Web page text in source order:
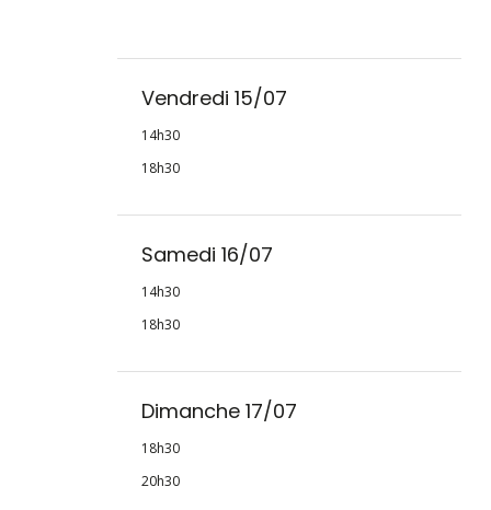
Vendredi 15/07
14h30
18h30
Samedi 16/07
14h30
18h30
Dimanche 17/07
18h30
20h30